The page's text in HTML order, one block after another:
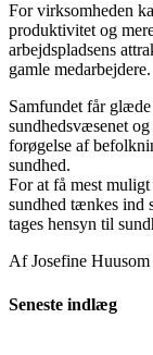
For virksomheden
produktivitet og
arbejdspladsens
gamle medarbejdere.
Samfundet får
sundhedsvæsenet
forøgelse af
sundhed.
For at få mest muligt
sundhed tænkes ind
tages hensyn til
Af Josefine Huusom
Seneste indlæg